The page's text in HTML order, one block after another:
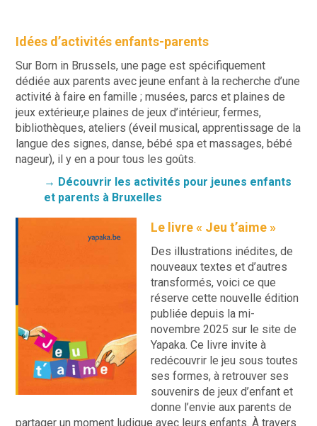
Idées d’activités enfants-parents
Sur Born in Brussels, une page est spécifiquement
dédiée aux parents avec jeune enfant à la recherche d’une
activité à faire en famille ; musées, parcs et plaines de
jeux extérieur,e plaines de jeux d’intérieur, fermes,
bibliothèques, ateliers (éveil musical, apprentissage de la
langue des signes, danse, bébé spa et massages, bébé
nageur), il y en a pour tous les goûts.
→ Découvrir les activités pour jeunes enfants
et parents à Bruxelles
Le livre « Jeu t’aime »
Des illustrations inédites, de
nouveaux textes et d’autres
transformés, voici ce que
réserve cette nouvelle édition
publiée depuis la mi-
novembre 2025 sur le site de
Yapaka. Ce livre invite à
redécouvrir le jeu sous toutes
ses formes, à retrouver ses
souvenirs de jeux d’enfant et
donne l’envie aux parents de
partager un moment ludique avec leurs enfants. À travers